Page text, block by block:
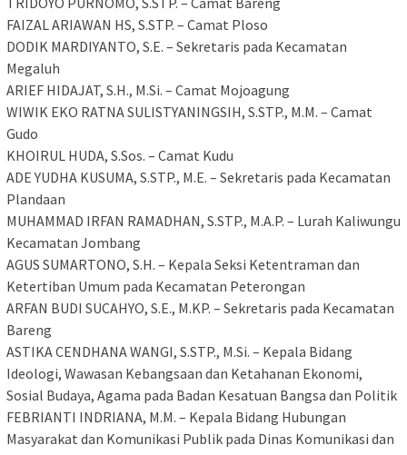
​FAIZAL ARIAWAN HS, S.STP. – Camat Ploso
​DODIK MARDIYANTO, S.E. – Sekretaris pada Kecamatan
Megaluh
​ARIEF HIDAJAT, S.H., M.Si. – Camat Mojoagung
​WIWIK EKO RATNA SULISTYANINGSIH, S.STP., M.M. – Camat
Gudo
​KHOIRUL HUDA, S.Sos. – Camat Kudu
​ADE YUDHA KUSUMA, S.STP., M.E. – Sekretaris pada Kecamatan
Plandaan
​MUHAMMAD IRFAN RAMADHAN, S.STP., M.A.P. – Lurah Kaliwungu
Kecamatan Jombang
​AGUS SUMARTONO, S.H. – Kepala Seksi Ketentraman dan
Ketertiban Umum pada Kecamatan Peterongan
​ARFAN BUDI SUCAHYO, S.E., M.KP. – Sekretaris pada Kecamatan
Bareng
​ASTIKA CENDHANA WANGI, S.STP., M.Si. – Kepala Bidang
Ideologi, Wawasan Kebangsaan dan Ketahanan Ekonomi,
Sosial Budaya, Agama pada Badan Kesatuan Bangsa dan Politik
​FEBRIANTI INDRIANA, M.M. – Kepala Bidang Hubungan
Masyarakat dan Komunikasi Publik pada Dinas Komunikasi dan